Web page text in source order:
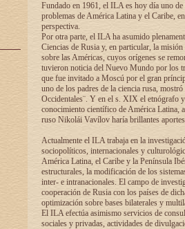
Fundado en 1961, el ILA es hoy día uno
problemas de América Latina y el Caribe,
perspectiva.
Por otra parte, el ILA ha asumido
Ciencias de Rusia y, en particular, la
sobre las Américas, cuyos orígenes se
tuvieron noticia del Nuevo Mundo por los
que fue invitado a Moscú por el gran
uno de los padres de la ciencia rusa,
Occidentales¨. Y en el s. XIX el etnógrafo
conocimiento científico de América Latina,
ruso Nikolái Vavílov haría brillantes
Actualmente el ILA trabaja en la
sociopolíticos, internacionales y
América Latina, el Caribe y la Península
estructurales, la modificación de los
inter- e intranacionales. El campo de
cooperación de Rusia con los países de
optimización sobre bases bilaterales y
El ILA efectúa asimismo servicios de
sociales y privadas, actividades de